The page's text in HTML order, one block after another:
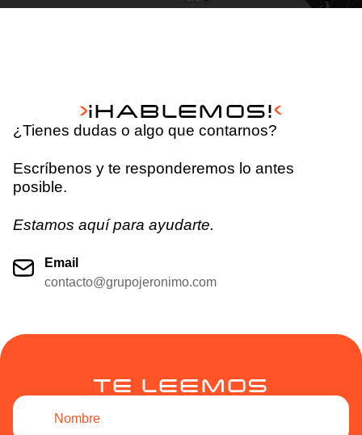
¡HABLEMOS!
¿Tienes dudas o algo que contarnos?
Escríbenos y te responderemos lo antes
posible.
Estamos aquí para ayudarte.
Email
contacto@grupojeronimo.com
TE LEEMOS